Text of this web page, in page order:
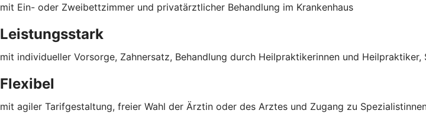
mit Ein- oder Zweibettzimmer und privatärztlicher Behandlung im Krankenhaus
Leistungsstark
mit individueller Vorsorge, Zahnersatz, Behandlung durch Heilpraktikerinnen und Heilpraktiker,
Flexibel
mit agiler Tarifgestaltung, freier Wahl der Ärztin oder des Arztes und Zugang zu